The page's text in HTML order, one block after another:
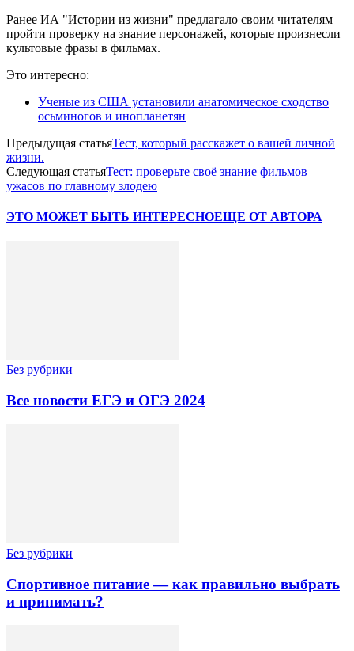
Ранее ИА "Истории из жизни" предлагало своим читателям
пройти проверку на знание персонажей, которые произнесли
культовые фразы в фильмах.
Это интересно:
Ученые из США установили анатомическое сходство
осьминогов и инопланетян
Предыдущая статьяТест, который расскажет о вашей личной
жизни.
Следующая статьяТест: проверьте своё знание фильмов
ужасов по главному злодею
ЭТО МОЖЕТ БЫТЬ ИНТЕРЕСНОЕЩЕ ОТ АВТОРА
Без рубрики
Все новости ЕГЭ и ОГЭ 2024
Без рубрики
Спортивное питание — как правильно выбрать
и принимать?